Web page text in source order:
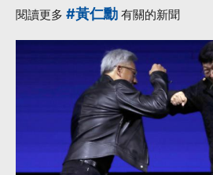
閱讀更多 #黃仁勳 有關的新聞